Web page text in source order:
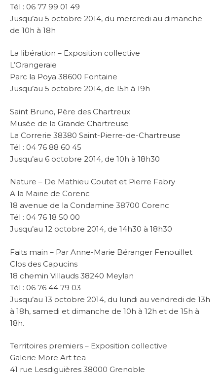
Tél : 06 77 99 01 49
Jusqu’au 5 octobre 2014, du mercredi au dimanche
de 10h à 18h
La libération – Exposition collective
L’Orangeraie
Parc la Poya 38600 Fontaine
Jusqu’au 5 octobre 2014, de 15h à 19h
Saint Bruno, Père des Chartreux
Musée de la Grande Chartreuse
La Correrie 38380 Saint-Pierre-de-Chartreuse
Tél : 04 76 88 60 45
Jusqu’au 6 octobre 2014, de 10h à 18h30
Nature – De Mathieu Coutet et Pierre Fabry
A la Mairie de Corenc
18 avenue de la Condamine 38700 Corenc
Tél : 04 76 18 50 00
Jusqu’au 12 octobre 2014, de 14h30 à 18h30
Faits main – Par Anne-Marie Béranger Fenouillet
Clos des Capucins
18 chemin Villauds 38240 Meylan
Tél : 06 76 44 79 03
Jusqu’au 13 octobre 2014, du lundi au vendredi de 13h
à 18h, samedi et dimanche de 10h à 12h et de 15h à
18h.
Territoires premiers – Exposition collective
Galerie More Art tea
41 rue Lesdiguières 38000 Grenoble